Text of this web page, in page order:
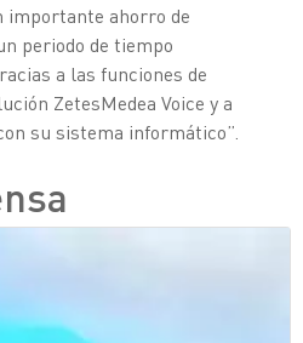
importante ahorro de
periodo de tiempo
a las funciones de
ZetesMedea Voice y a
su sistema informático”.